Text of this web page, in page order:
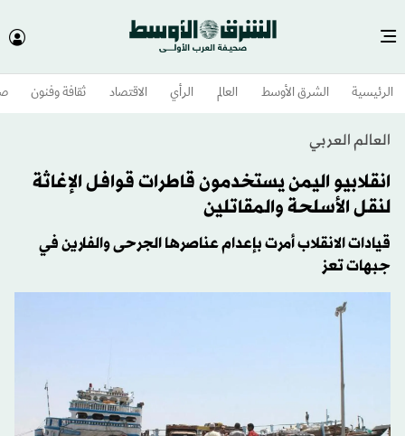
الرئيسية الشرق الأوسط​ العالم الرأي الاقتصاد ثقافة وفنون
العالم العربي
انقلابيو اليمن يستخدمون قاطرات قوافل الإغاثة
لنقل الأسلحة والمقاتلين
قيادات الانقلاب أمرت بإعدام عناصرها الجرحى والفارين في
جبهات تعز